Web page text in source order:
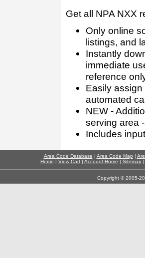
Get all NPA NXX
Only online
listings, and
Instantly
immediate
reference
Easily
automated
NEW -
serving area
Includes
Area Code Database | Area Code Map |
Home | View Cart| Account Home | Sitemap
Copyright © 2005-